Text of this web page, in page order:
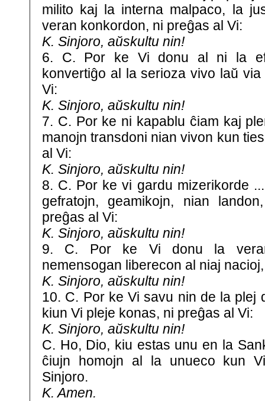
milito kaj la interna malpaco, la
veran konkordon, ni preĝas al Vi:
K. Sinjoro, aŭskultu nin!
6. C. Por ke Vi donu al ni la
konvertiĝo al la serioza vivo laŭ
Vi:
K. Sinjoro, aŭskultu nin!
7. C. Por ke ni kapablu ĉiam kaj
manojn transdoni nian vivon kun
al Vi:
K. Sinjoro, aŭskultu nin!
8. C. Por ke vi gardu mizerikorde
gefratojn, geamikojn, nian
preĝas al Vi:
K. Sinjoro, aŭskultu nin!
9. C. Por ke Vi donu la
nemensogan liberecon al niaj
K. Sinjoro, aŭskultu nin!
10. C. Por ke Vi savu nin de la plej
kiun Vi pleje konas, ni preĝas al Vi:
K. Sinjoro, aŭskultu nin!
C. Ho, Dio, kiu estas unu en la
ĉiujn homojn al la unueco kun
Sinjoro.
K. Amen.